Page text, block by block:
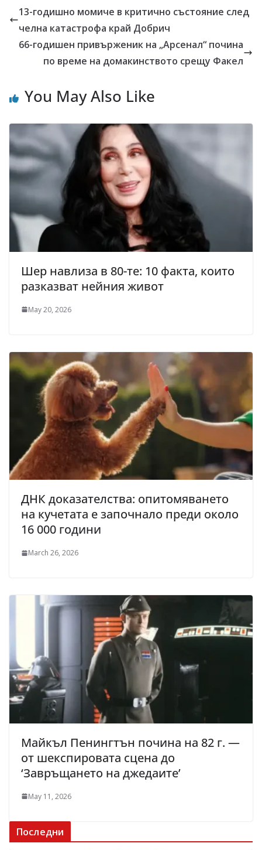
13-годишно момиче в критично състояние след
челна катастрофа край Добрич
66-годишен привърженик на „Арсенал“ почина
по време на домакинството срещу Факел
You May Also Like
Шер навлиза в 80-те: 10 факта, които
разказват нейния живот
May 20, 2026
ДНК доказателства: опитомяването
на кучетата е започнало преди около
16 000 години
March 26, 2026
Майкъл Пенингтън почина на 82 г. —
от шекспировата сцена до
‘Завръщането на джедаите’
May 11, 2026
Последни